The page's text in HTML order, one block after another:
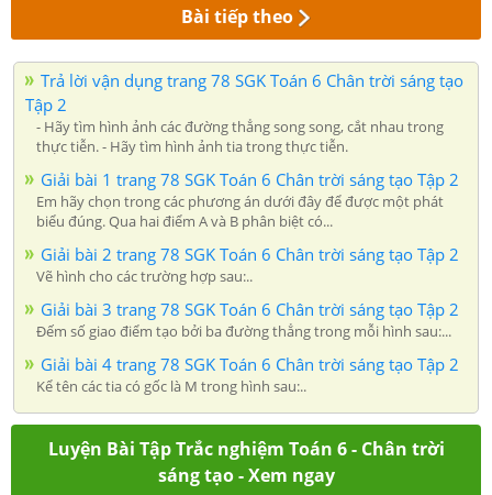
Bài tiếp theo
Trả lời vận dụng trang 78 SGK Toán 6 Chân trời sáng tạo
Tập 2
- Hãy tìm hình ảnh các đường thẳng song song, cắt nhau trong
thực tiễn. - Hãy tìm hình ảnh tia trong thực tiễn.
Giải bài 1 trang 78 SGK Toán 6 Chân trời sáng tạo Tập 2
Em hãy chọn trong các phương án dưới đây để được một phát
biểu đúng. Qua hai điểm A và B phân biệt có...
Giải bài 2 trang 78 SGK Toán 6 Chân trời sáng tạo Tập 2
Vẽ hình cho các trường hợp sau:..
Giải bài 3 trang 78 SGK Toán 6 Chân trời sáng tạo Tập 2
Đếm số giao điểm tạo bởi ba đường thẳng trong mỗi hình sau:...
Giải bài 4 trang 78 SGK Toán 6 Chân trời sáng tạo Tập 2
Kể tên các tia có gốc là M trong hình sau:..
Luyện Bài Tập Trắc nghiệm Toán 6 - Chân trời
sáng tạo - Xem ngay